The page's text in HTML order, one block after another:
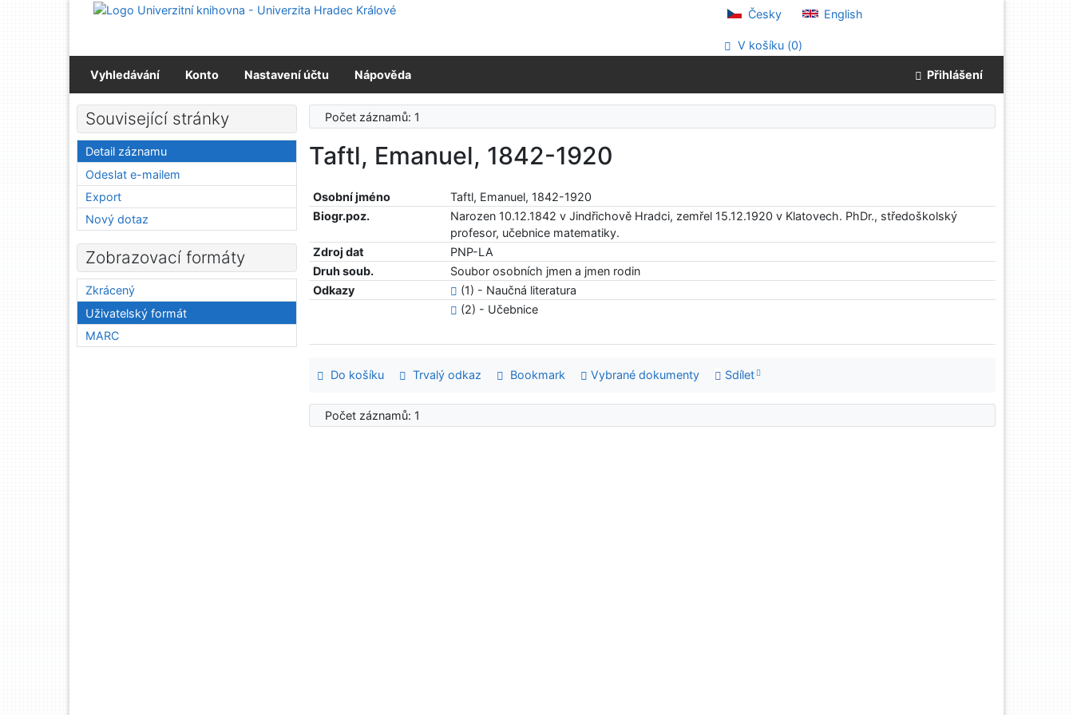
Přejít na obsah
Česky English
V košíku (0)
Vyhledávání Konto Nastavení účtu Nápověda Přihlášení
Počet záznamů: 1
Taftl, Emanuel, 1842-1920
Osobní jméno
Taftl, Emanuel, 1842-1920
Biogr.poz.
Narozen 10.12.1842 v Jindřichově Hradci, zemřel 15.12.1920 v Klatovech. PhDr., středoškolský
profesor, učebnice matematiky.
Zdroj dat
PNP-LA
Druh soub.
Soubor osobních jmen a jmen rodin
Odkazy
(1) - Naučná literatura
(2) - Učebnice
Do košíku Trvalý odkaz Bookmark Vybrané dokumenty Sdílet
Počet záznamů: 1
Související stránky
Detail záznamu
Odeslat e-mailem
Export
Nový dotaz
Zobrazovací formáty
Zkrácený
Uživatelský formát
MARC